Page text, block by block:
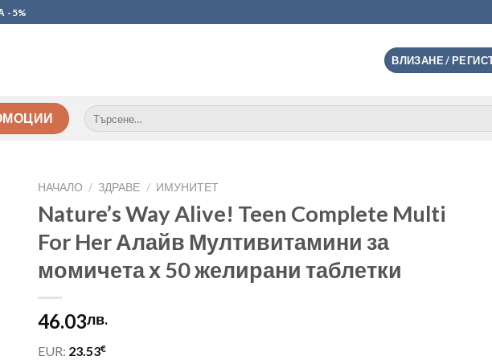
-5%
ВЛИЗАНЕ /
Търсене
за:
НАЧАЛО / ЗДРАВЕ / ИМУНИТЕТ
Nature’s Way Alive! Teen Complete Multi
For Her Алайв Мултивитамини за
момичета х 50 желирани таблетки
46.03лв.
EUR: 23.53€